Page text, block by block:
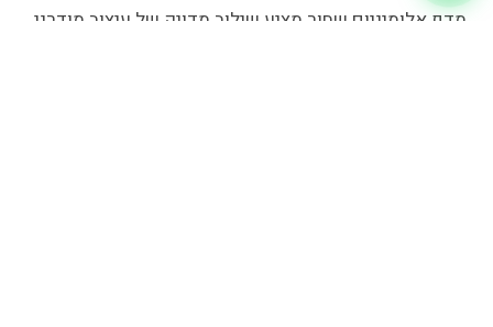
מדף אלומיניום שחור מציע שילוב מדויק של עיצוב מודרני,